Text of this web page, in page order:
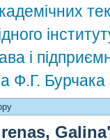
і
Ф.Г.